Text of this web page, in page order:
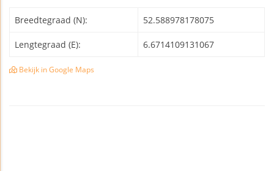
Breedtegraad (N): 52.588978178075
Lengtegraad (E): 6.6714109131067
Bekijk in Google Maps